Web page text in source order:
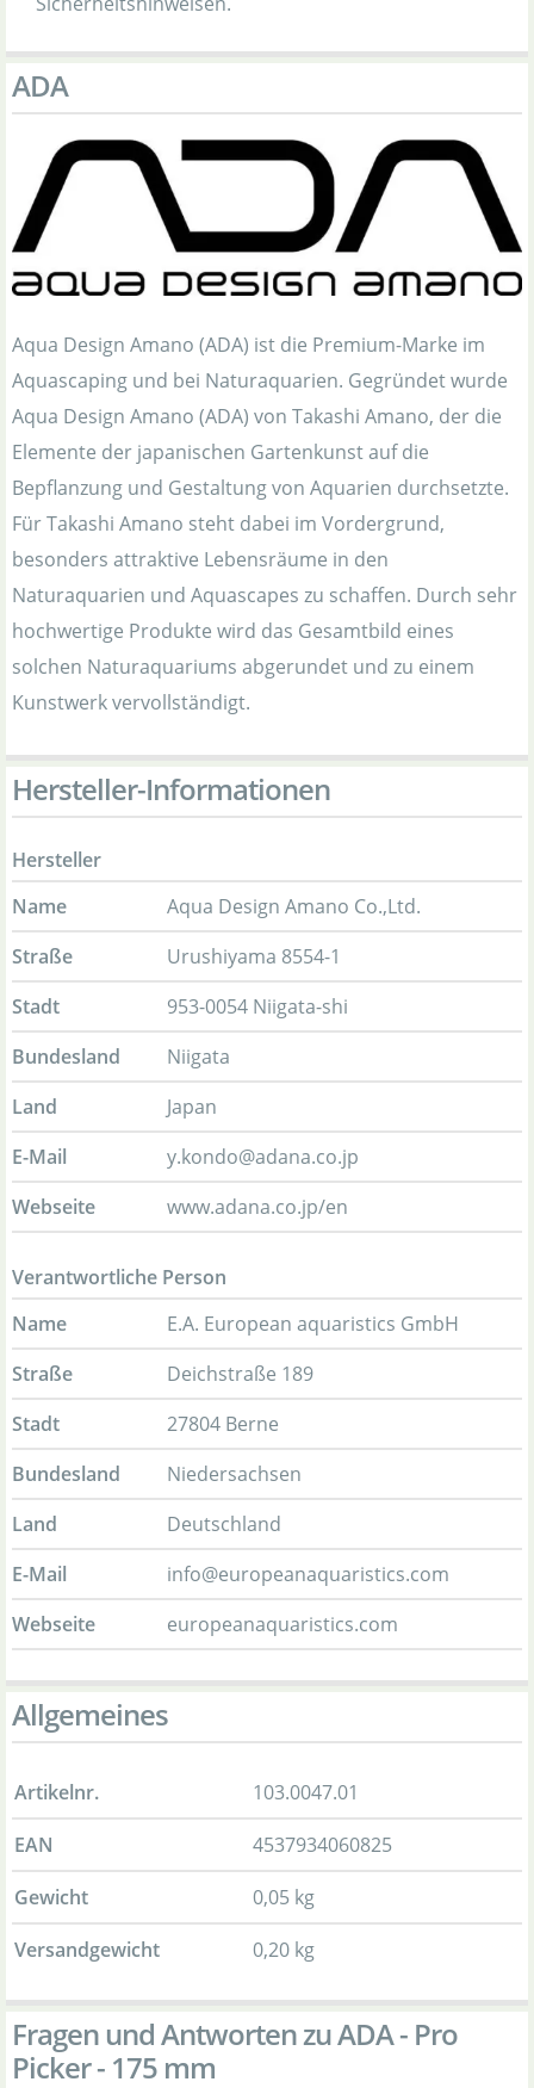
ADA
Aqua Design Amano (ADA) ist die Premium-Marke im
Aquascaping und bei Naturaquarien. Gegründet wurde
Aqua Design Amano (ADA) von Takashi Amano, der die
Elemente der japanischen Gartenkunst auf die
Bepflanzung und Gestaltung von Aquarien durchsetzte.
Für Takashi Amano steht dabei im Vordergrund,
besonders attraktive Lebensräume in den
Naturaquarien und Aquascapes zu schaffen. Durch sehr
hochwertige Produkte wird das Gesamtbild eines
solchen Naturaquariums abgerundet und zu einem
Kunstwerk vervollständigt.
Hersteller-Informationen
Hersteller
Name
Aqua Design Amano Co.,Ltd.
Straße
Urushiyama 8554-1
Stadt
953-0054 Niigata-shi
Bundesland
Niigata
Land
Japan
E-Mail
y.kondo@adana.co.jp
Webseite
www.adana.co.jp/en
Verantwortliche Person
Name
E.A. European aquaristics GmbH
Straße
Deichstraße 189
Stadt
27804 Berne
Bundesland
Niedersachsen
Land
Deutschland
E-Mail
info@europeanaquaristics.com
Webseite
europeanaquaristics.com
Allgemeines
Artikelnr.
103.0047.01
EAN
4537934060825
Gewicht
0,05 kg
Versandgewicht
0,20 kg
Fragen und Antworten zu ADA - Pro
Picker - 175 mm